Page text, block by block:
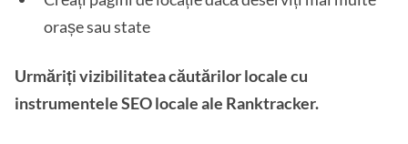
orașe sau state
Urmăriți vizibilitatea căutărilor locale cu
instrumentele SEO locale ale Ranktracker.